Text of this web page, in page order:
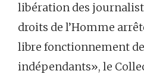
libération des
droits de l’Homme
libre fonctionnement
indépendants», le